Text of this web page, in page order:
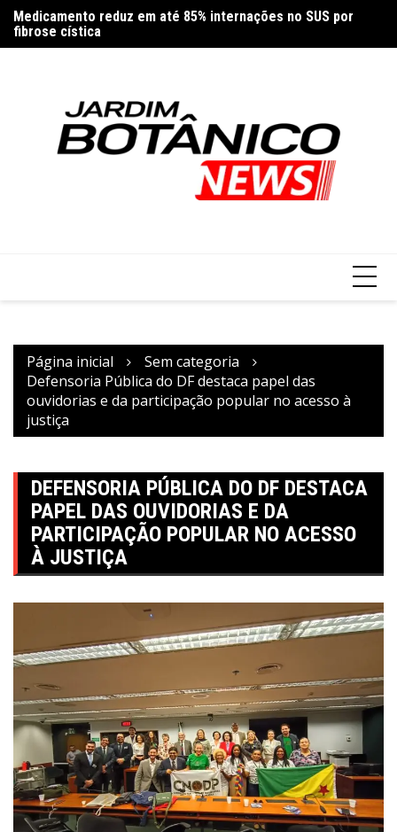
para
o
fibrose cística
Contribuinte do Nota Legal tem até 4 de setembro para
regularizar débitos
Página inicial
Sem categoria
Defensoria Pública do DF destaca papel das
ouvidorias e da participação popular no acesso à
justiça
DEFENSORIA PÚBLICA DO DF DESTACA
PAPEL DAS OUVIDORIAS E DA
PARTICIPAÇÃO POPULAR NO ACESSO
À JUSTIÇA